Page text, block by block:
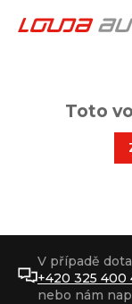
Toto
V případě
+420 325 400
nebo nám